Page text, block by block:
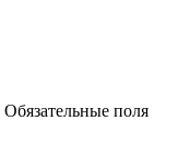
Обязательные поля